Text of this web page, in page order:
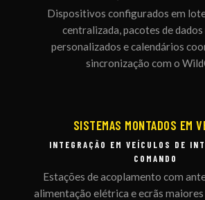
Dispositivos configurados em
centralizada, pacotes de
personalizados e calendários
sincronização com o
SISTEMAS MONTADOS EM
INTEGRAÇÃO EM VEÍCULOS DE
COMANDO
Estações de acoplamento com
alimentação elétrica e ecrãs